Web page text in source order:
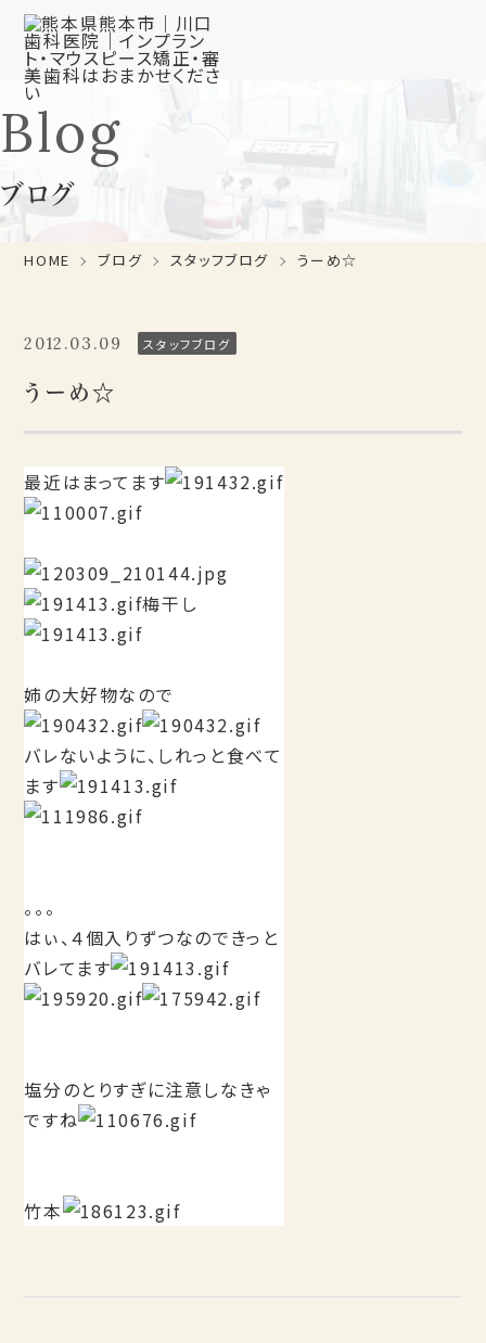
Blog
ブログ
HOME ブログ スタッフブログ うーめ☆
2012.03.09 スタッフブログ
うーめ☆
最近はまってます
梅干し
姉の大好物なので
バレないように、しれっと食べて
ます
。。。
はぃ、４個入りずつなのできっと
バレてます
塩分のとりすぎに注意しなきゃ
ですね
竹本